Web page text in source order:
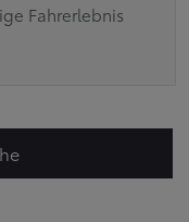
Fahrerlebnis